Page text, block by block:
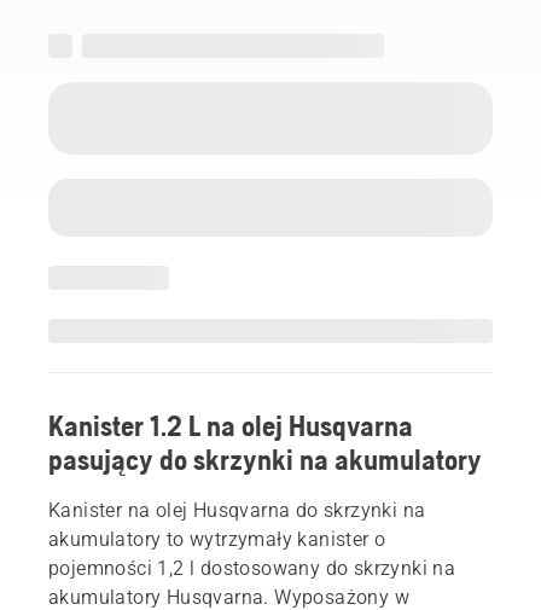
Kanister 1.2 L na olej Husqvarna
pasujący do skrzynki na akumulatory
Kanister na olej Husqvarna do skrzynki na
akumulatory to wytrzymały kanister o
pojemności 1,2 l dostosowany do skrzynki na
akumulatory Husqvarna. Wyposażony w